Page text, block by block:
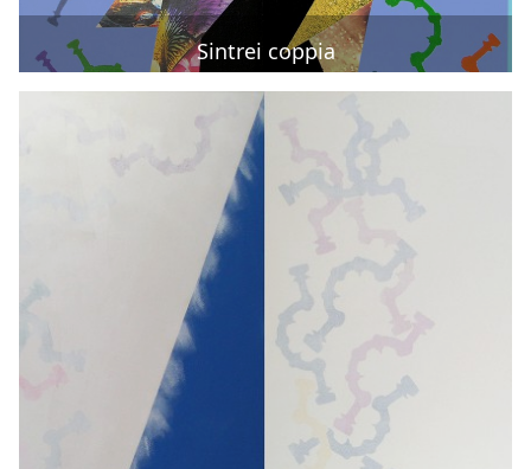
Sintrei coppia